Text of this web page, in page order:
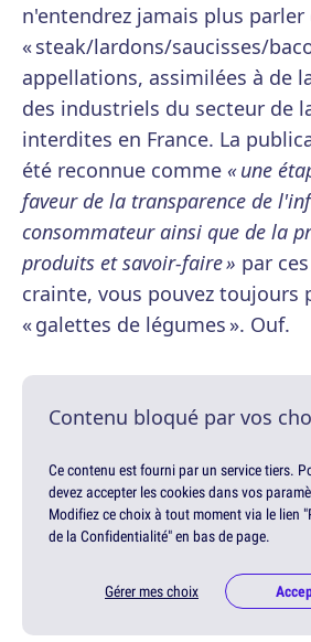
n'entendrez jamais plus parler
« steak/lardons/saucisses/
appellations, assimilées à de
des industriels du secteur de
interdites en France. La
été reconnue comme « une
faveur de la transparence de
consommateur ainsi que de la
produits et savoir-faire » par
crainte, vous pouvez toujours
« galettes de légumes ». Ouf.
Contenu bloqué par vos
Ce contenu est fourni par un service tiers.
devez accepter les cookies dans vos
Modifiez ce choix à tout moment via le lien
de la Confidentialité" en bas de page.
Gérer mes choix